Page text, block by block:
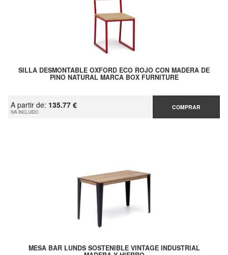
SILLA DESMONTABLE OXFORD ECO ROJO CON MADERA DE
PINO NATURAL MARCA BOX FURNITURE
A partir de: 135.77 €
IVA INCLUIDO
COMPRAR
MESA BAR LUNDS SOSTENIBLE VINTAGE INDUSTRIAL